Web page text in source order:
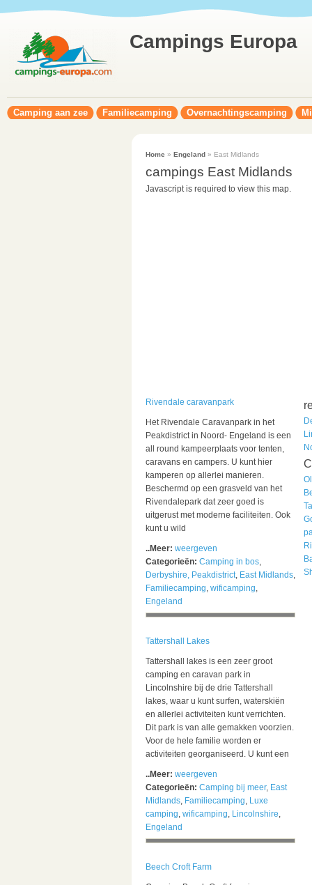
Campings Europa
Camping aan zee Familiecamping Overnachtingscamping
Home » Engeland» East Midlands
campings East Midlands
Javascript is required to view this map.
Rivendale caravanpark
Het Rivendale Caravanpark in het
Peakdistrict in Noord- Engeland is een
all round kampeerplaats voor tenten,
caravans en campers. U kunt hier
kamperen op allerlei manieren.
Beschermd op een grasveld van het
Rivendalepark dat zeer goed is
uitgerust met moderne faciliteiten. Ook
kunt u wild
..Meer: weergeven
Categorieën: Camping in bos,
Derbyshire, Peakdistrict, East Midlands,
Familiecamping, wificamping,
Engeland
Tattershall Lakes
Tattershall lakes is een zeer groot
camping en caravan park in
Lincolnshire bij de drie Tattershall
lakes, waar u kunt surfen, waterskiën
en allerlei activiteiten kunt verrichten.
Dit park is van alle gemakken voorzien.
Voor de hele familie worden er
activiteiten georganiseerd. U kunt een
..Meer: weergeven
Categorieën: Camping bij meer, East
Midlands, Familiecamping, Luxe
camping, wificamping, Lincolnshire,
Engeland
Beech Croft Farm